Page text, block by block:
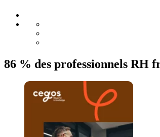
86 % des professionnels RH